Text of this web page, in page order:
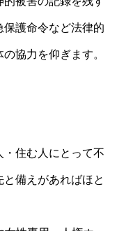
保護命令など法律的
協力を仰ぎます。
住む人にとって不
備えがあればほと